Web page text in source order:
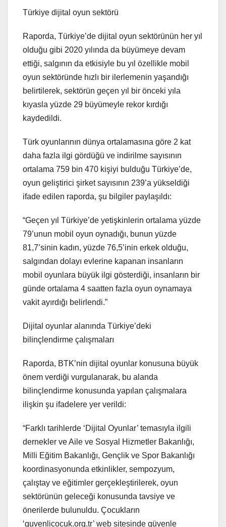
Türkiye dijital oyun sektörü
Raporda, Türkiye’de dijital oyun sektörünün her yıl
olduğu gibi 2020 yılında da büyümeye devam
ettiği, salgının da etkisiyle bu yıl özellikle mobil
oyun sektöründe hızlı bir ilerlemenin yaşandığı
belirtilerek, sektörün geçen yıl bir önceki yıla
kıyasla yüzde 29 büyümeyle rekor kırdığı
kaydedildi.
Türk oyunlarının dünya ortalamasına göre 2 kat
daha fazla ilgi gördüğü ve indirilme sayısının
ortalama 759 bin 470 kişiyi bulduğu Türkiye’de,
oyun geliştirici şirket sayısının 239’a yükseldiği
ifade edilen raporda, şu bilgiler paylaşıldı:
“Geçen yıl Türkiye’de yetişkinlerin ortalama yüzde
79’unun mobil oyun oynadığı, bunun yüzde
81,7’sinin kadın, yüzde 76,5’inin erkek olduğu,
salgından dolayı evlerine kapanan insanların
mobil oyunlara büyük ilgi gösterdiği, insanların bir
günde ortalama 4 saatten fazla oyun oynamaya
vakit ayırdığı belirlendi.”
Dijital oyunlar alanında Türkiye’deki
bilinçlendirme çalışmaları
Raporda, BTK’nin dijital oyunlar konusuna büyük
önem verdiği vurgulanarak, bu alanda
bilinçlendirme konusunda yapılan çalışmalara
ilişkin şu ifadelere yer verildi:
“Farklı tarihlerde ‘Dijital Oyunlar’ temasıyla ilgili
dernekler ve Aile ve Sosyal Hizmetler Bakanlığı,
Milli Eğitim Bakanlığı, Gençlik ve Spor Bakanlığı
koordinasyonunda etkinlikler, sempozyum,
çalıştay ve eğitimler gerçekleştirilerek, oyun
sektörünün geleceği konusunda tavsiye ve
önerilerde bulunuldu. Çocukların
‘guvenlicocuk.org.tr’ web sitesinde güvenle